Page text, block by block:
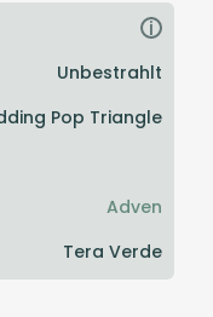
i
Unbestrahlt
Pop Triangle
Adven
Tera Verde